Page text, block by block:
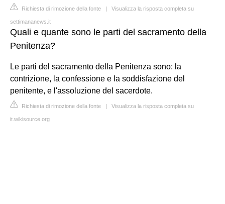
Richiesta di rimozione della fonte | Visualizza la risposta completa su
settimananews.it
Quali e quante sono le parti del sacramento della
Penitenza?
Le parti del sacramento della Penitenza sono: la
contrizione, la confessione e la soddisfazione del
penitente, e l'assoluzione del sacerdote.
Richiesta di rimozione della fonte | Visualizza la risposta completa su
it.wikisource.org